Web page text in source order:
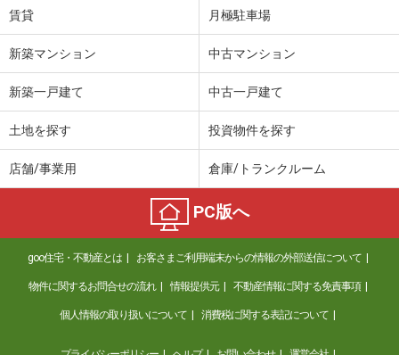
ワンルーム
岐阜県美濃加茂市前平町２
4.10万円
岐阜県加茂郡川辺町石神
4.60万円
住 所
岐阜県加茂郡川辺町石神
専有面積 56.19m²
間取り
2LDK
岐阜県美濃加茂市西町６
賃貸 月極駐車場
新築マンション 中古マンション
新築一戸建て 中古一戸建て
土地を探す 投資物件を探す
店舗/事業用 倉庫/トランクルーム
PC版へ
goo住宅・不動産とは お客さまご利用端末からの情報の外部送信について
物件に関するお問合せの流れ 情報提供元 不動産情報に関する免責事項
個人情報の取り扱いについて 消費税に関する表記について